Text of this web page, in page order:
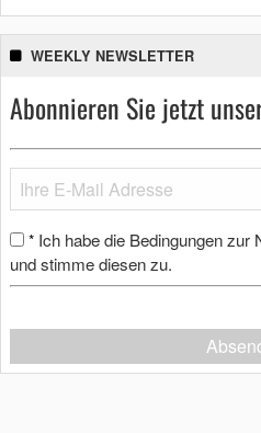
WEEKLY NEWSLETTER
Abonnieren Sie jetzt
* Ich habe die Bedingungen zur
und stimme diesen zu.